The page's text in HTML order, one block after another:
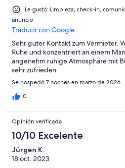
Le gustó: Limpieza, check-in,
anuncio
Traducir con Google
Sehr guter Kontakt zum Vermieter.
Ruhe und konzentriert an einem
angenehm ruhige Atmosphäre mit
sehr zufrieden.
Se hospedó 7 noches en marzo de 2026
0
Opinión verificada
10/10 Excelente
Jürgen K.
18 oct. 2023